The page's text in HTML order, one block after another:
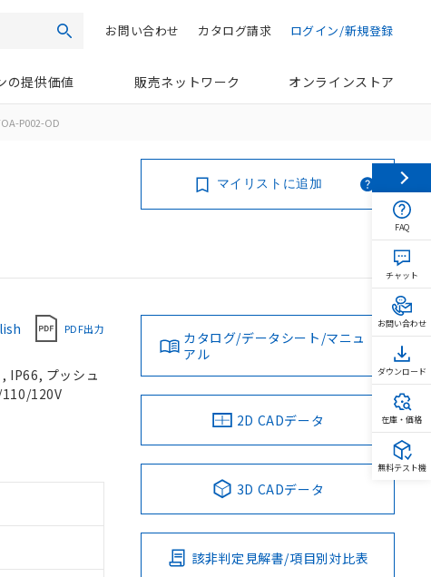
検索 ログイン/新規登録
カタログ請求
お問い合わせ
の提供価値 販売ネットワーク オンラインストア
P002-OD
マイリストに追加
PDF出力
IP66, プッシュ
110/120V
カタログ/データシート/マニュ
アル
2D CADデータ
3D CADデータ
該非判定見解書/項目別対比表
FAQ
チャット
お問い合わせ
ダウンロード
在庫・価格
無料テスト機